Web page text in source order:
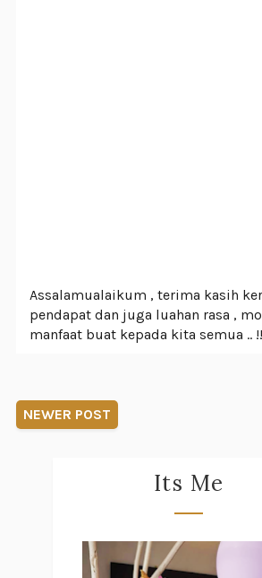
Assalamualaikum , terima kasih
pendapat dan juga luahan rasa ,
manfaat buat kepada kita semua .. !!
NEWER POST
Its Me